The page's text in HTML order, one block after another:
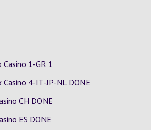
1-GR 1
4-IT-JP-NL DONE
CH DONE
ES DONE